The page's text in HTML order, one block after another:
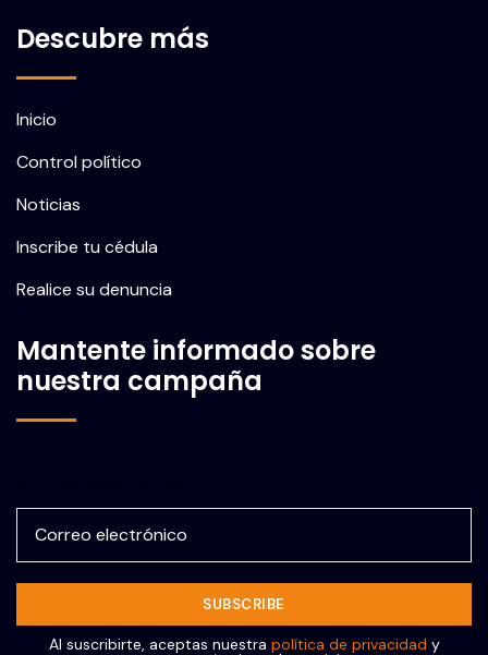
Descubre más
Inicio
Control político
Noticias
Inscribe tu cédula
Realice su denuncia
Mantente informado sobre
nuestra campaña
Al suscribirte, aceptas nuestra política de privacidad y